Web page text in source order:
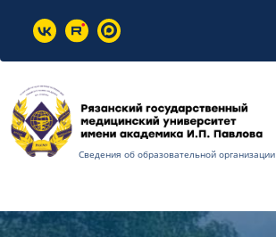
Сведения об образовательной организации